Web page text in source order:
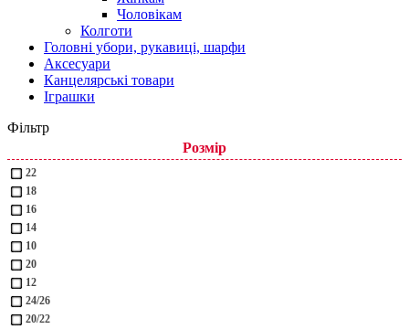
Чоловікам
Колготи
Головні убори, рукавиці, шарфи
Аксесуари
Канцелярські товари
Іграшки
Фільтр
Розмір
22
18
16
14
10
20
12
24/26
20/22